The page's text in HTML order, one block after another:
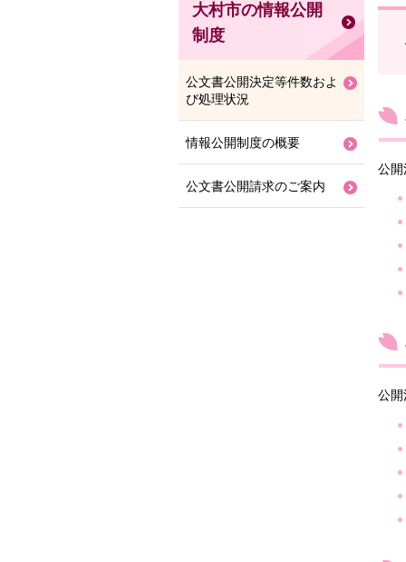
公開
公開
大村市の情報公開
制度
公文書公開決定等件数およ
び処理状況
情報公開制度の概要
公文書公開請求のご案内